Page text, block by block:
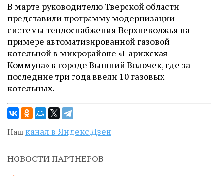
В марте руководителю Тверской области
представили программу модернизации
системы теплоснабжения Верхневолжья на
примере автоматизированной газовой
котельной в микрорайоне «Парижская
Коммуна» в городе Вышний Волочек, где за
последние три года ввели 10 газовых
котельных.
Наш канал в Яндекс.Дзен
НОВОСТИ ПАРТНЕРОВ